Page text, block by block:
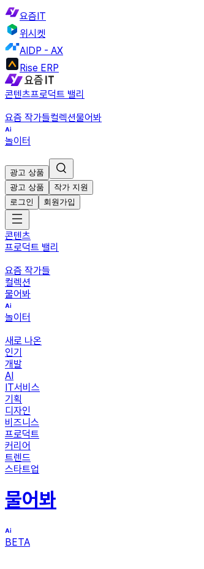
요즘IT
위시켓
AIDP - AX
Rise ERP
콘텐츠프로덕트 밸리
요즘 작가들컬렉션물어봐
놀이터
광고 상품
광고 상품
작가 지원
로그인
회원가입
콘텐츠
프로덕트 밸리
요즘 작가들
컬렉션
물어봐
놀이터
새로 나온
인기
개발
AI
IT서비스
기획
디자인
비즈니스
프로덕트
커리어
트렌드
스타트업
물어봐
BETA